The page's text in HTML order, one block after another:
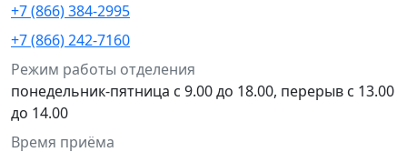
+7 (866) 384-2995
+7 (866) 242-7160
Режим работы отделения
понедельник-пятница с 9.00 до 18.00, перерыв с 13.00
до 14.00
Время приёма